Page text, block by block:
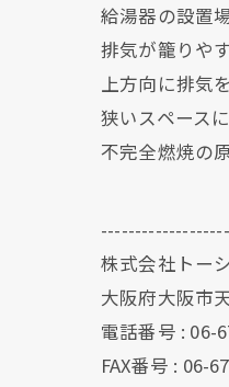
給湯器の設置
排気が籠りや
上方向に排気
狭いスペース
不完全燃焼の
株式会社トー
大阪府大阪市
電話番号 : 06-
FAX番号 : 06-